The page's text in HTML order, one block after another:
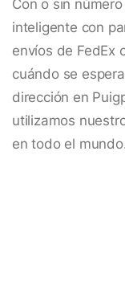
Con o sin
inteligente con
envíos de FedEx
cuándo se
dirección en
utilizamos
en todo el